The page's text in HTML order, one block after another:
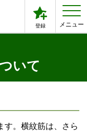
登録 メニュー
いて
す。横紋筋は、さら